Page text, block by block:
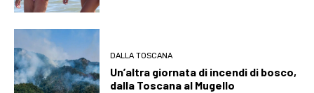
DALLA TOSCANA
Un’altra giornata di incendi di bosco,
dalla Toscana al Mugello